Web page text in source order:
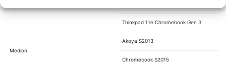
Thinkpad 11e Chromebook Gen 3
Medion
Akoya S2013
Chromebook S2015